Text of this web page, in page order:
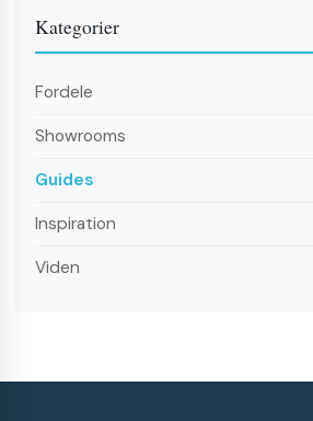
Kategorier
Fordele
Showrooms
Guides
Inspiration
Viden